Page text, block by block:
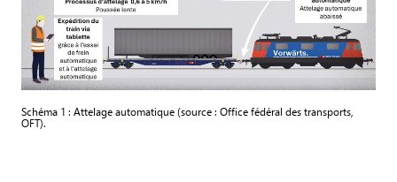
Schéma 1 : Attelage automatique (source : Office fédéral des transports,
OFT).